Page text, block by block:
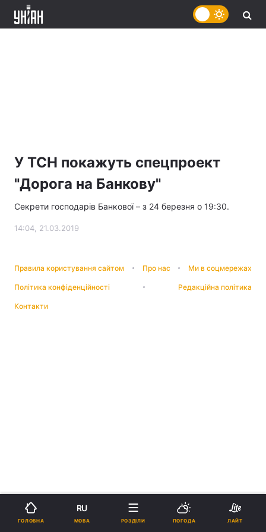
У ТСН покажуть спецпроект
"Дорога на Банкову"
Секрети господарів Банкової – з 24 березня о 19:30.
14:04, 21.03.2019
Правила користування сайтом Про нас Ми в соцмережах
Політика конфіденційності Редакційна політика
Контакти
ГОЛОВНА
RU
МОВА РОЗДІЛИ ПОГОДА ЛАЙТ